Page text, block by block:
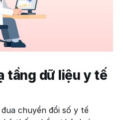
tầng dữ liệu y tế
chuyển đổi số y tế